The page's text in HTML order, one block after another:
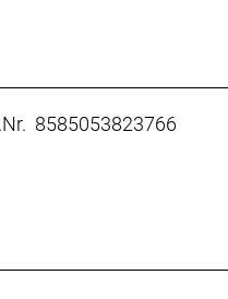
8585053823766